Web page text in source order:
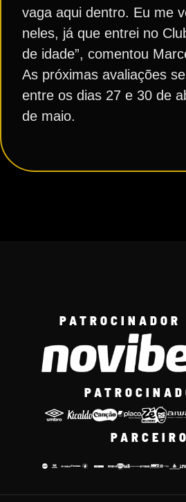
vaga aqui dentro. Eu me
neles, já que entrei no
de idade”, comentou
As próximas avaliações
entre os dias 27 e 30 de
de maio.
PATROCINADOR